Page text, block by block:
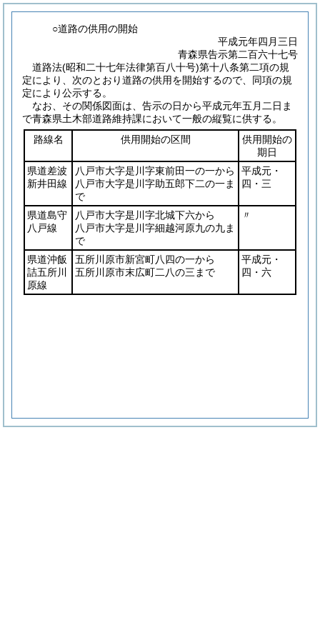
○道路の供用の開始
平成元年四月三日
青森県告示第二百六十七号
道路法(昭和二十七年法律第百八十号)第十八条第二項の規
定により、次のとおり道路の供用を開始するので、同項の規
定により公示する。
なお、その関係図面は、告示の日から平成元年五月二日ま
で青森県土木部道路維持課において一般の縦覧に供する。
路線名
供用開始の区間
供用開始の
期日
県道差波
新井田線
八戸市大字是川字東前田一の一から
八戸市大字是川字助五郎下二の一ま
で
平成元・
四・三
県道島守
八戸線
八戸市大字是川字北城下六から
八戸市大字是川字細越河原九の九ま
で
〃
県道沖飯
詰五所川
原線
五所川原市新宮町八四の一から
五所川原市末広町二八の三まで
平成元・
四・六